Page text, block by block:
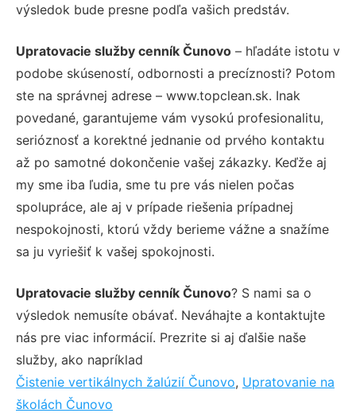
výsledok bude presne podľa vašich predstáv.
Upratovacie služby cenník Čunovo – hľadáte istotu v
podobe skúseností, odbornosti a precíznosti? Potom
ste na správnej adrese – www.topclean.sk. Inak
povedané, garantujeme vám vysokú profesionalitu,
serióznosť a korektné jednanie od prvého kontaktu
až po samotné dokončenie vašej zákazky. Keďže aj
my sme iba ľudia, sme tu pre vás nielen počas
spolupráce, ale aj v prípade riešenia prípadnej
nespokojnosti, ktorú vždy berieme vážne a snažíme
sa ju vyriešiť k vašej spokojnosti.
Upratovacie služby cenník Čunovo? S nami sa o
výsledok nemusíte obávať. Neváhajte a kontaktujte
nás pre viac informácií. Prezrite si aj ďalšie naše
služby, ako napríklad
Čistenie vertikálnych žalúzií Čunovo, Upratovanie na
školách Čunovo